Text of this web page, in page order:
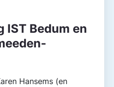
IST Bedum en
Hansems (en